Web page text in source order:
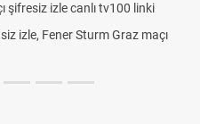
şifresiz izle canlı tv100 linki
izle, Fener Sturm Graz maçı